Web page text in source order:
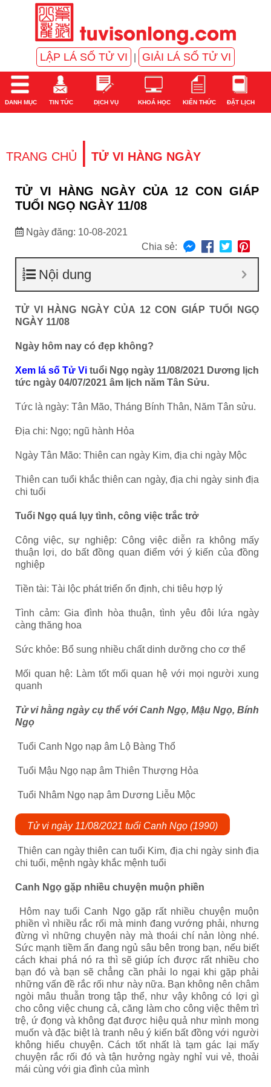
LẬP LÁ SỐ TỬ VI GIẢI LÁ SỐ TỬ VI
DANH MỤC TIN TỨC DỊCH VỤ KHOÁ HỌC KIẾN THỨC ĐẶT LỊCH
TRANG CHỦ | TỬ VI HÀNG NGÀY
TỬ VI HÀNG NGÀY CỦA 12 CON GIÁP
TUỔI NGỌ NGÀY 11/08
Ngày đăng: 10-08-2021
Chia sẻ:
Nội dung
TỬ VI HÀNG NGÀY CỦA 12 CON GIÁP TUỔI NGỌ
NGÀY 11/08
Ngày hôm nay có đẹp không?
Xem lá số Tử Vi tuổi Ngọ ngày 11/08/2021 Dương lịch
tức ngày 04/07/2021 âm lịch năm Tân Sửu.
Tức là ngày: Tân Mão, Tháng Bính Thân, Năm Tân sửu.
Địa chi: Ngọ; ngũ hành Hỏa
Ngày Tân Mão: Thiên can ngày Kim, địa chi ngày Mộc
Thiên can tuổi khắc thiên can ngày, địa chi ngày sinh địa
chi tuổi
Tuổi Ngọ quá lụy tình, công việc trắc trở
Công việc, sự nghiệp: Công việc diễn ra không mấy
thuận lợi, do bất đồng quan điểm với ý kiến của đồng
nghiệp
Tiền tài: Tài lộc phát triển ổn định, chi tiêu hợp lý
Tình cảm: Gia đình hòa thuận, tình yêu đôi lứa ngày
càng thăng hoa
Sức khỏe: Bổ sung nhiều chất dinh dưỡng cho cơ thể
Mối quan hệ: Làm tốt mối quan hệ với mọi người xung
quanh
Tử vi hằng ngày cụ thể với Canh Ngọ, Mậu Ngọ, Bính
Ngọ
Tuổi Canh Ngọ nạp âm Lộ Bàng Thổ
Tuổi Mậu Ngọ nạp âm Thiên Thượng Hỏa
Tuổi Nhâm Ngọ nạp âm Dương Liễu Mộc
Tử vi ngày 11/08/2021 tuổi Canh Ngọ (1990)
Thiên can ngày thiên can tuổi Kim, địa chi ngày sinh địa
chi tuổi, mệnh ngày khắc mệnh tuổi
Canh Ngọ gặp nhiều chuyện muộn phiền
Hôm nay tuổi Canh Ngọ gặp rất nhiều chuyện muộn
phiền vì nhiều rắc rối mà minh đang vướng phải, nhưng
đừng vì những chuyện này mà thoái chí nản lòng nhé.
Sức mạnh tiềm ẩn đang ngủ sâu bên trong bạn, nếu biết
cách khai phá nó ra thì sẽ giúp ích được rất nhiều cho
bạn đó và bạn sẽ chẳng cần phải lo ngại khi gặp phải
những vấn đề rắc rối như này nữa. Bạn không nên châm
ngòi mâu thuẫn trong tập thể, như vậy không có lợi gì
cho công việc chung cả, căng làm cho công việc thêm trì
trệ, ứ đọng và không đạt được hiệu quả như mình mong
muốn và đặc biệt là tranh nêu ý kiến bất đồng với người
không hiểu chuyện. Cách tốt nhất là tạm gác lại mấy
chuyện rắc rối đó và tận hưởng ngày nghỉ vui vẻ, thoải
mái cùng với gia đình của mình